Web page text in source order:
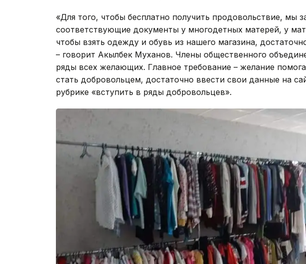
«Для того, чтобы бесплатно получить продовольствие, мы
соответствующие документы у многодетных матерей, у
чтобы взять одежду и обувь из нашего магазина,
– говорит Акылбек Муханов. Члены общественного
ряды всех желающих. Главное требование – желание
стать добровольцем, достаточно ввести свои данные на
рубрике «вступить в ряды добровольцев».